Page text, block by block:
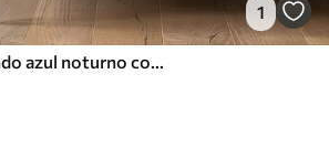
1
Seios em galhos, fundo azul noturno com faíscas